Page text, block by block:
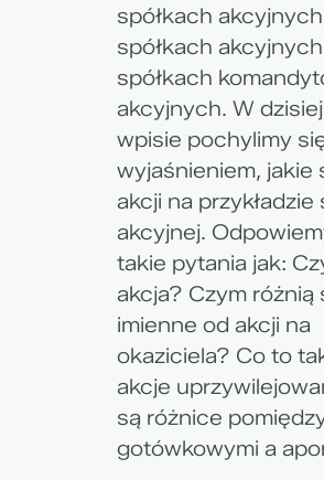
spółkach
spółkach
spółkach
akcyjnych. W
wpisie pochylimy
wyjaśnieniem, jakie
akcji na przykładzie
akcyjnej.
takie pytania jak:
akcja? Czym różnią
imienne od akcji na
okaziciela? Co to
akcje
są różnice
gotówkowymi a